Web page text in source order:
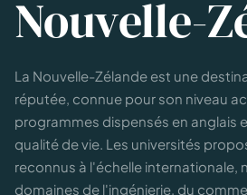
Nouvelle-
La Nouvelle-Zélande est une
réputée, connue pour son niveau
programmes dispensés en anglais
qualité de vie. Les universités
reconnus à l'échelle internationale,
domaines de l'ingénierie, du